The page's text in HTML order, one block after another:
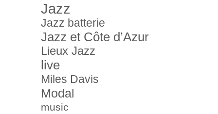
Jazz
Jazz batterie
Jazz et Côte d’Azur
Lieux Jazz
live
Miles Davis
Modal
music